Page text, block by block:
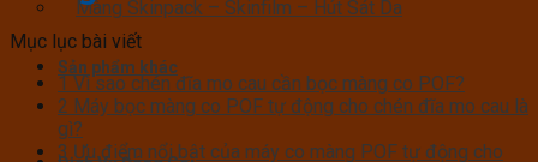
Màng Skinpack – Skinfilm – Hút Sát Da
Sản phẩm khác
Mục lục bài viết
1Vì sao chén đĩa mo cau cần bọc màng co POF?
2 Máy bọc màng co POF tự động cho chén đĩa mo cau là
gì?
3 Ưu điểm nổi bật của máy co màng POF tự động cho